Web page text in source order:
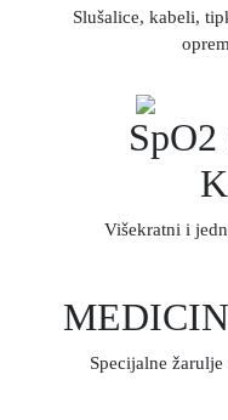
Slušalice, kabeli,
Višekratni i
Specijalne